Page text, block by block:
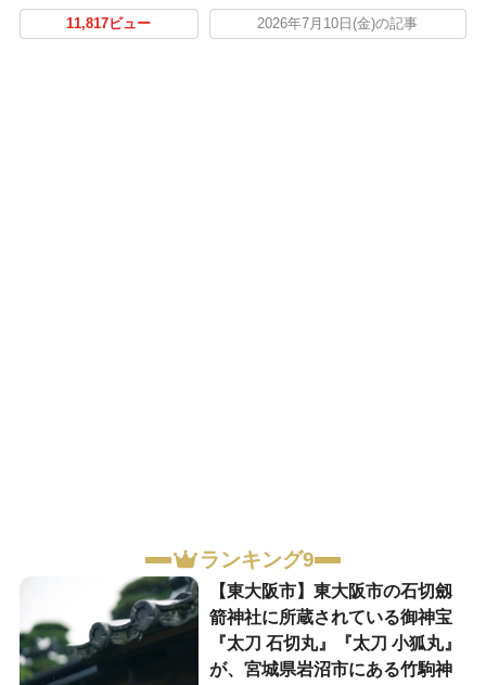
11,817ビュー 2026年7月10日(金)の記事
ランキング9
【東大阪市】東大阪市の石切劔
箭神社に所蔵されている御神宝
『太刀 石切丸』『太刀 小狐丸』
が、宮城県岩沼市にある竹駒神